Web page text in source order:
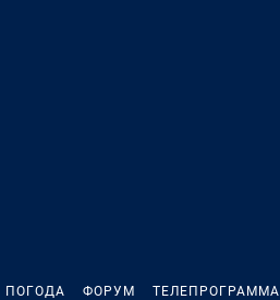
ПОГОДА ФОРУМ ТЕЛЕПРОГРАММА